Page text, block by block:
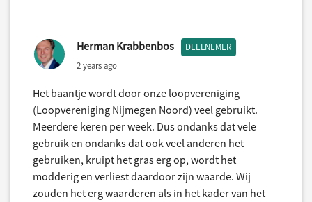
Herman Krabbenbos DEELNEMER
2 years ago
Het baantje wordt door onze loopvereniging
(Loopvereniging Nijmegen Noord) veel gebruikt.
Meerdere keren per week. Dus ondanks dat vele
gebruik en ondanks dat ook veel anderen het
gebruiken, kruipt het gras erg op, wordt het
modderig en verliest daardoor zijn waarde. Wij
zouden het erg waarderen als in het kader van het